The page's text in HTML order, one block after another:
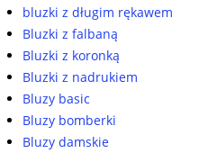
bluzki z długim rękawem
Bluzki z falbaną
Bluzki z koronką
Bluzki z nadrukiem
Bluzy basic
Bluzy bomberki
Bluzy damskie